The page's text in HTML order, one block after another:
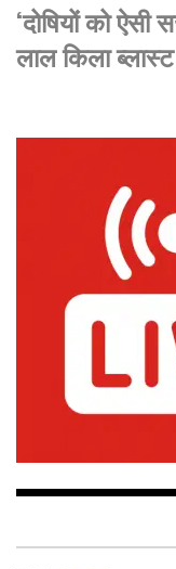
‘दोषियों को ऐसी
लाल किला